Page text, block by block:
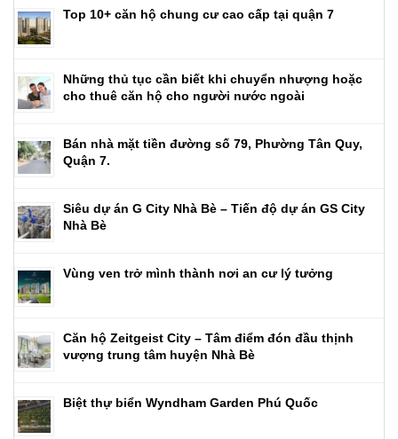
Top 10+ căn hộ chung cư cao cấp tại quận 7
Những thủ tục cần biết khi chuyển nhượng hoặc
cho thuê căn hộ cho người nước ngoài
Bán nhà mặt tiền đường số 79, Phường Tân Quy,
Quận 7.
Siêu dự án G City Nhà Bè – Tiến độ dự án GS City
Nhà Bè
Vùng ven trở mình thành nơi an cư lý tưởng
Căn hộ Zeitgeist City – Tâm điểm đón đầu thịnh
vượng trung tâm huyện Nhà Bè
Biệt thự biển Wyndham Garden Phú Quốc